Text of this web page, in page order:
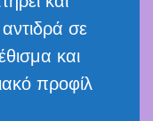
σε
και
προφίλ